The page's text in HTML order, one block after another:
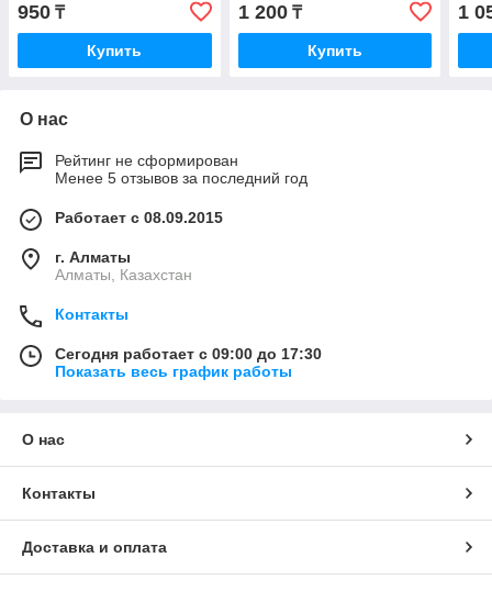
950 ₸
Купить
1 200₸
Купить
1
О нас
Рейтинг не сформирован
Менее 5 отзывов за последний год
Работает с 08.09.2015
г. Алматы
Алматы, Казахстан
Контакты
Сегодня работает с 09:00 до 17:30
Показать весь график работы
О нас
Контакты
Доставка и оплата